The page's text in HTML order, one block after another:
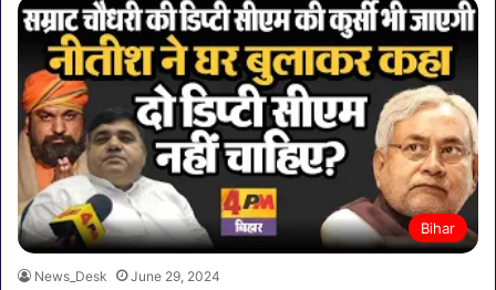
Bihar
News_Desk June 29, 2024